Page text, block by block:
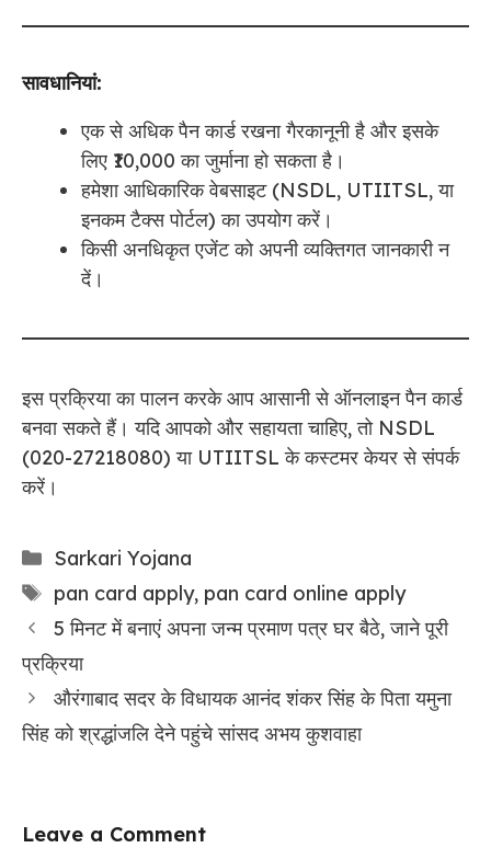
सावधानियां:
एक से अधिक पैन कार्ड रखना गैरकानूनी है और इसके
लिए ₹10,000 का जुर्माना हो सकता है।
हमेशा आधिकारिक वेबसाइट (NSDL, UTIITSL, या
इनकम टैक्स पोर्टल) का उपयोग करें।
किसी अनधिकृत एजेंट को अपनी व्यक्तिगत जानकारी न
दें।
इस प्रक्रिया का पालन करके आप आसानी से ऑनलाइन पैन कार्ड
बनवा सकते हैं। यदि आपको और सहायता चाहिए, तो NSDL
(020-27218080) या UTIITSL के कस्टमर केयर से संपर्क
करें।
Categories
Sarkari Yojana
Tags
pan card apply, pan card online apply
5 मिनट में बनाएं अपना जन्म प्रमाण पत्र घर बैठे, जाने पूरी
प्रक्रिया
औरंगाबाद सदर के विधायक आनंद शंकर सिंह के पिता यमुना
सिंह को श्रद्धांजलि देने पहुंचे सांसद अभय कुशवाहा
Leave a Comment